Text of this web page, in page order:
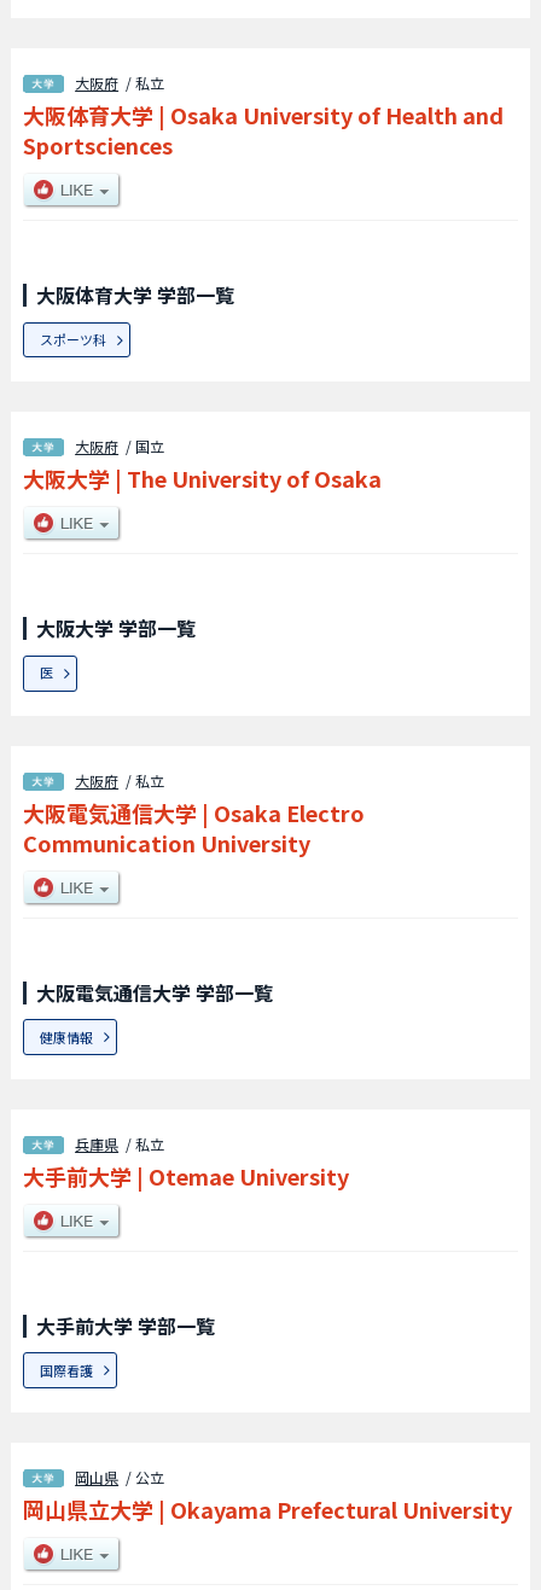
大阪府 / 私立
大阪体育大学 | Osaka University of Health and
Sportsciences
大阪体育大学 学部一覧
スポーツ科
大阪府 / 国立
大阪大学 | The University of Osaka
大阪大学 学部一覧
医
大阪府 / 私立
大阪電気通信大学 | Osaka Electro
Communication University
大阪電気通信大学 学部一覧
健康情報
兵庫県 / 私立
大手前大学 | Otemae University
大手前大学 学部一覧
国際看護
岡山県 / 公立
岡山県立大学 | Okayama Prefectural University